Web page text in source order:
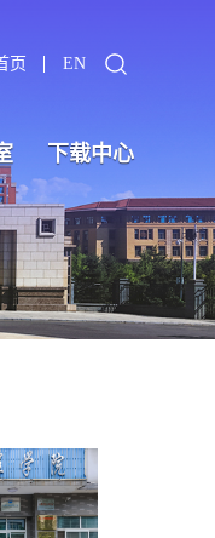
页 EN
下载中心